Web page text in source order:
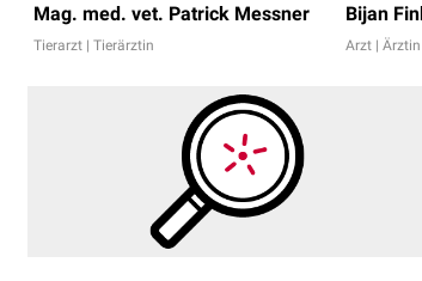
Mag. med. vet. Patrick Messner
Tierarzt | Tierärztin
Bijan
Arzt | Ärztin